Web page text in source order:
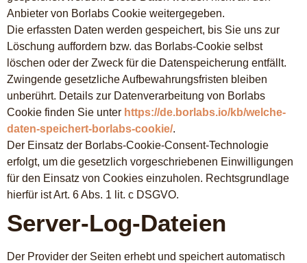
Anbieter von Borlabs Cookie weitergegeben.
Die erfassten Daten werden gespeichert, bis Sie uns zur
Löschung auffordern bzw. das Borlabs-Cookie selbst
löschen oder der Zweck für die Datenspeicherung entfällt.
Zwingende gesetzliche Aufbewahrungsfristen bleiben
unberührt. Details zur Datenverarbeitung von Borlabs
Cookie finden Sie unter https://de.borlabs.io/kb/welche-
daten-speichert-borlabs-cookie/.
Der Einsatz der Borlabs-Cookie-Consent-Technologie
erfolgt, um die gesetzlich vorgeschriebenen Einwilligungen
für den Einsatz von Cookies einzuholen. Rechtsgrundlage
hierfür ist Art. 6 Abs. 1 lit. c DSGVO.
Server-Log-Dateien
Der Provider der Seiten erhebt und speichert automatisch